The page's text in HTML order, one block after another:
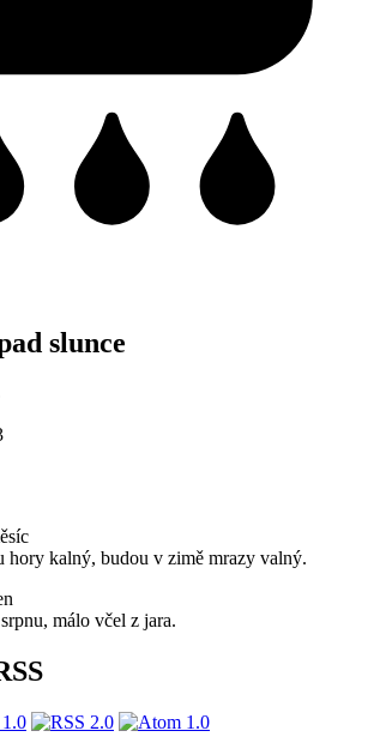
slunce
hory kalný, budou v zimě mrazy valný.
málo včel z jara.